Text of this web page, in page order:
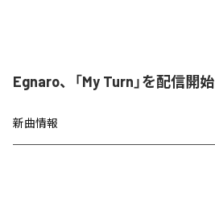
Egnaro、「My Turn」を配信開始
新曲情報